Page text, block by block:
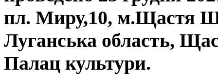
пл. Миру,10, м.Щастя
Луганська область,
Палац культури.